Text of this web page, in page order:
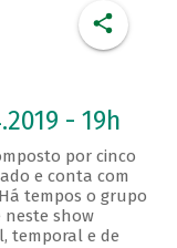
- 19h
por cinco
e conta com
tempos o grupo
neste show
temporal e de